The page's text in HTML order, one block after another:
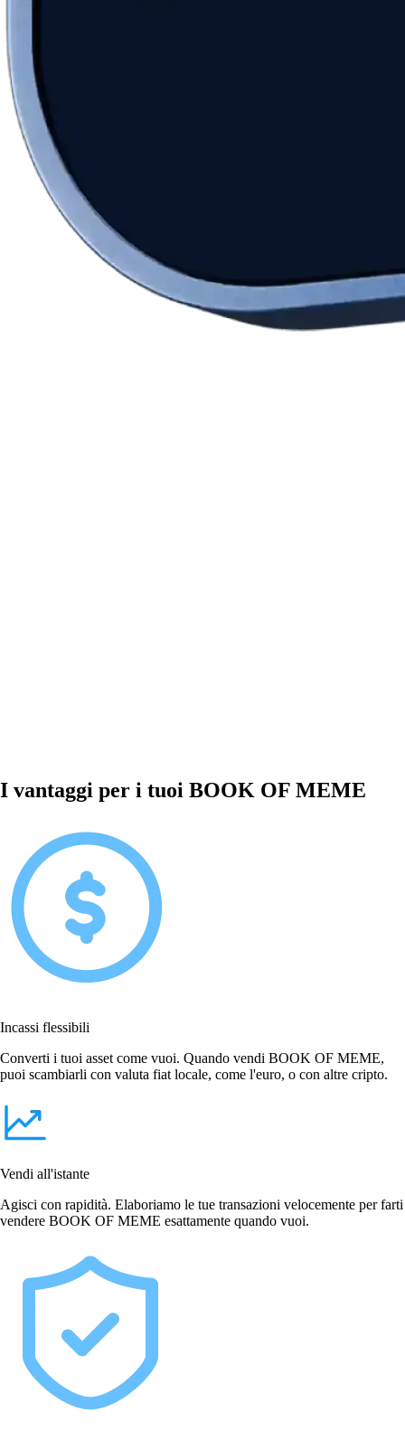
I vantaggi per i tuoi BOOK OF MEME
Incassi flessibili
Converti i tuoi asset come vuoi. Quando vendi BOOK OF MEME,
puoi scambiarli con valuta fiat locale, come l'euro, o con altre cripto.
Vendi all'istante
Agisci con rapidità. Elaboriamo le tue transazioni velocemente per farti
vendere BOOK OF MEME esattamente quando vuoi.